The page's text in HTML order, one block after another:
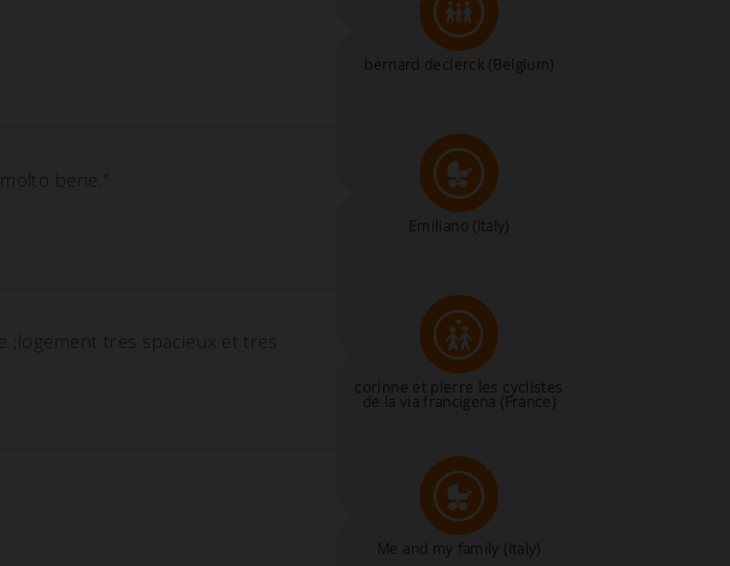
bernard declerck (Belgium)
Emiliano (Italy)
bene.”
corinne et pierre les cyclistes
de la via francigena (France)
;logement tres spacieux et tres
Me and my family (Italy)